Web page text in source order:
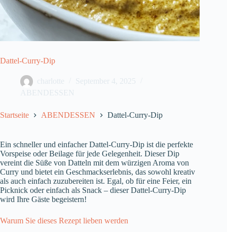
Dattel-Curry-Dip
charlotte
September 4, 2025
ABENDESSEN
Startseite ABENDESSEN Dattel-Curry-Dip
Ein schneller und einfacher Dattel-Curry-Dip ist die perfekte
Vorspeise oder Beilage für jede Gelegenheit. Dieser Dip
vereint die Süße von Datteln mit dem würzigen Aroma von
Curry und bietet ein Geschmackserlebnis, das sowohl kreativ
als auch einfach zuzubereiten ist. Egal, ob für eine Feier, ein
Picknick oder einfach als Snack – dieser Dattel-Curry-Dip
wird Ihre Gäste begeistern!
Warum Sie dieses Rezept lieben werden